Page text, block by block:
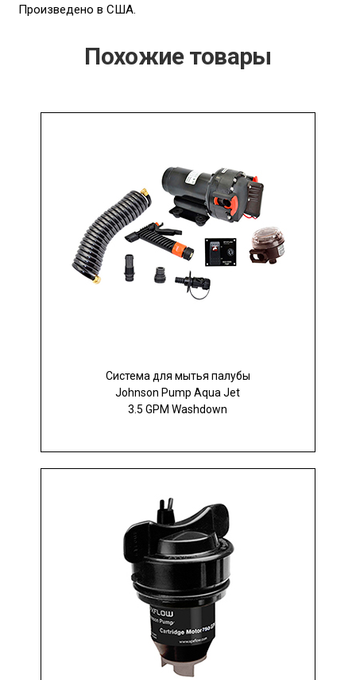
Произведено в США.
Похожие товары
Система для мытья палубы
Johnson Pump Aqua Jet
3.5 GPM Washdown